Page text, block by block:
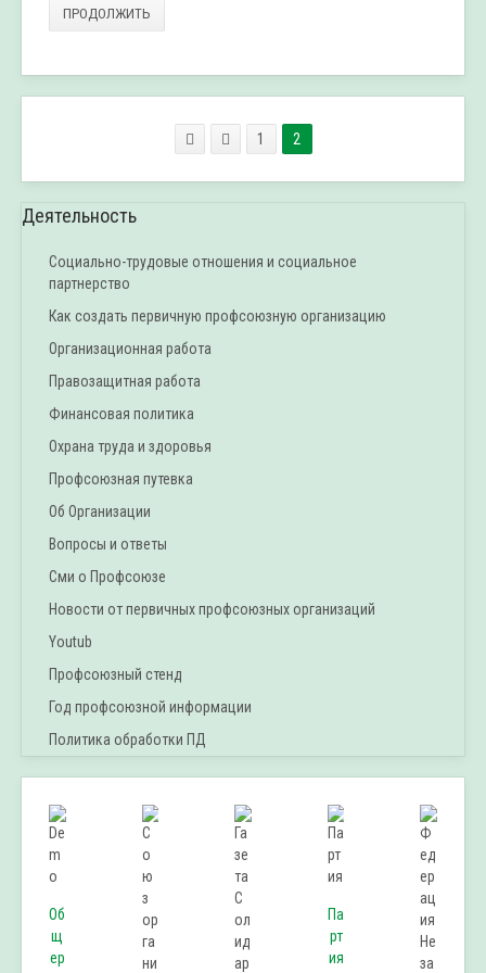
ПРОДОЛЖИТЬ
1 2
Деятельность
Социально-трудовые отношения и социальное
партнерство
Как создать первичную профсоюзную организацию
Организационная работа
Правозащитная работа
Финансовая политика
Охрана труда и здоровья
Профсоюзная путевка
Об Организации
Вопросы и ответы
Сми о Профсоюзе
Новости от первичных профсоюзных организаций
Youtub
Профсоюзный стенд
Год профсоюзной информации
Политика обработки ПД
Об
щ
ер
Па
рт
ия